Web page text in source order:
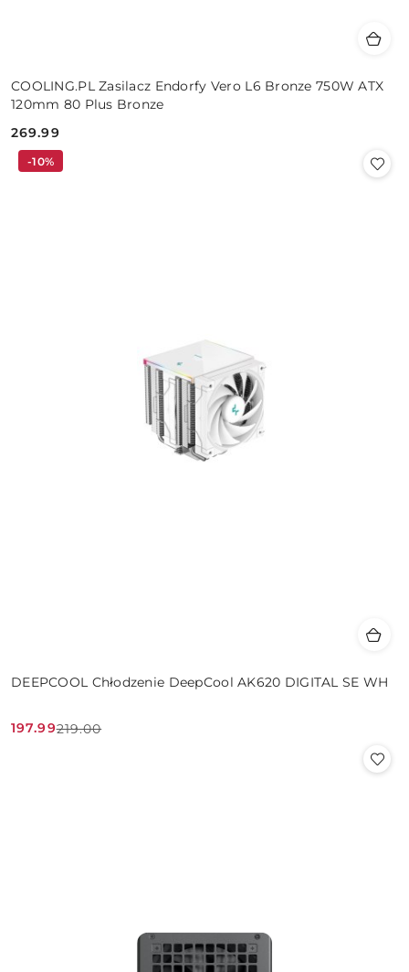
COOLING.PL Zasilacz Endorfy Vero L6 Bronze 750W ATX
120mm 80 Plus Bronze
Cena:
269.99
DEEPCOOL Chłodzenie DeepCool AK620 DIGITAL SE WH
Cena
197.99
Cena
219.00
-10%